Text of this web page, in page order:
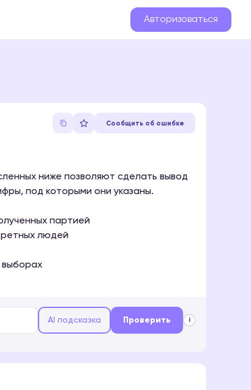
Авторизоваться
Сообщить об ошибке
ниже позволяют сделать вывод
под которыми они указаны.
партией
людей
выборах
AI подсказка Проверить i